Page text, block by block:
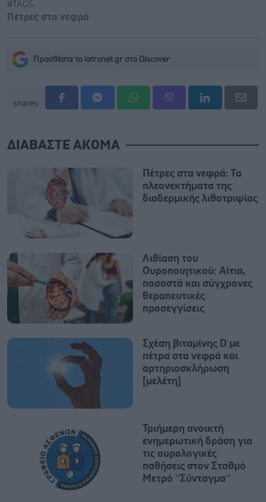
#TAGS
Πέτρες στα νεφρά
Προσθέστε το iatronet.gr στο Discover
shares
ΔΙΑΒΑΣΤΕ ΑΚΟΜΑ
Πέτρες στα νεφρά: Τα
πλεονεκτήματα της
διαδερμικής λιθοτριψίας
Λιθίαση του
Ουροποιητικού: Αίτια,
ποσοστά και σύγχρονες
θεραπευτικές
προσεγγίσεις
Σχέση βιταμίνης D με
πέτρα στα νεφρά και
αρτηριοσκλήρωση
[μελέτη]
Τριήμερη ανοικτή
ενημερωτική δράση για
τις ουρολογικές
παθήσεις στον Σταθμό
Μετρό ‘’Σύνταγμα’’